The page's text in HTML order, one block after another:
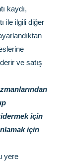
kaydı,
ile ilgili diğer
ve satış
için
için
yere